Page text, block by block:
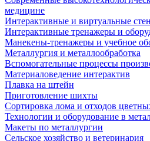
медицине
Интерактивные и виртуальные
Интерактивные тренажеры и
Манекены-тренажеры и учебное
Металлургия и металлообработка
Вспомогательные процессы
Материаловедение интерактив
Плавка на штейн
Приготовление шихты
Сортировка лома и отходов
Технологии и оборудование в
Макеты по металлургии
Сельское хозяйство и ветеринария